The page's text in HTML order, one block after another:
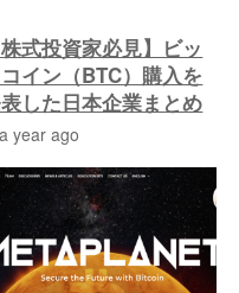
へ
株式投資家必見】ビッ
コイン（BTC）購入を
した日本企業まとめ
a year ago